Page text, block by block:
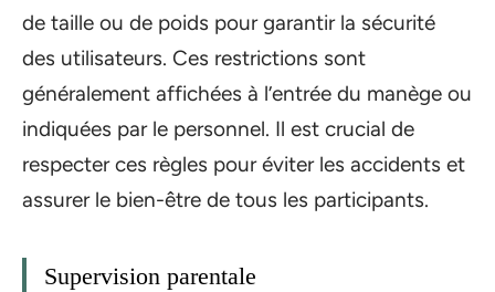
de taille ou de poids pour garantir la sécurité
des utilisateurs. Ces restrictions sont
généralement affichées à l’entrée du manège ou
indiquées par le personnel. Il est crucial de
respecter ces règles pour éviter les accidents et
assurer le bien-être de tous les participants.
Supervision parentale